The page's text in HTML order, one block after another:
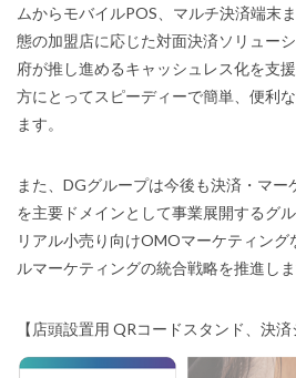
ムからモバイルPOS、マルチ決済端末
態の加盟店に応じた対面決済ソリュー
府が推し進めるキャッシュレス化を支
方にとってスピーディーで簡単、便利
ます。
また、DGグループは今後も決済・マ
を主要ドメインとして事業展開するグ
リアル小売り向けOMOマーケティング
ルマーケティングの統合戦略を推進しま
【店頭設置用 QRコードスタンド、決済